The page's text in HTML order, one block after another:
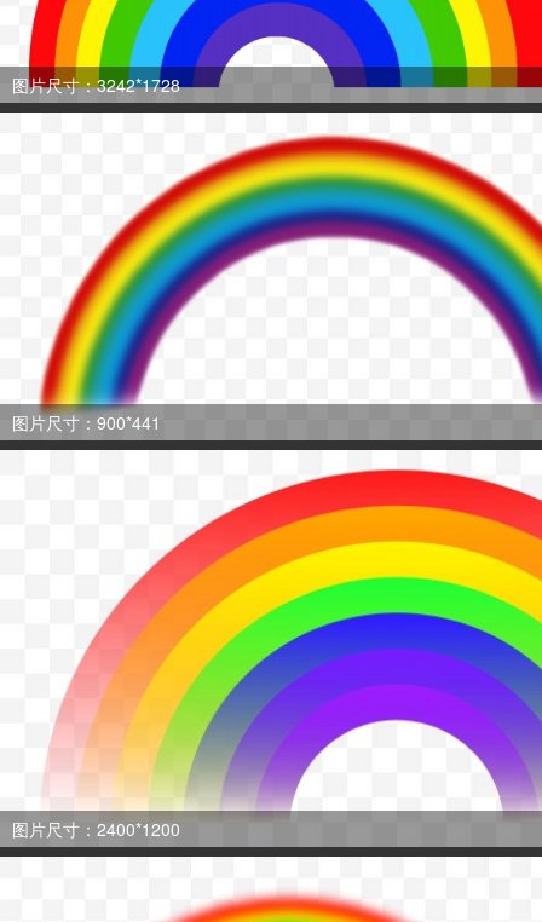
图片尺寸：3242*1728
图片尺寸：900*441
图片尺寸：2400*1200